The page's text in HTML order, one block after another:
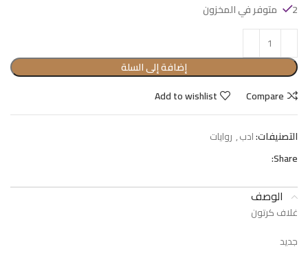
2 متوفر في المخزون
إضافة إلى السلة
Compare
Add to wishlist
التصنيفات:ادب, روايات
Share:
الوصف
غلاف كرتون
جديد